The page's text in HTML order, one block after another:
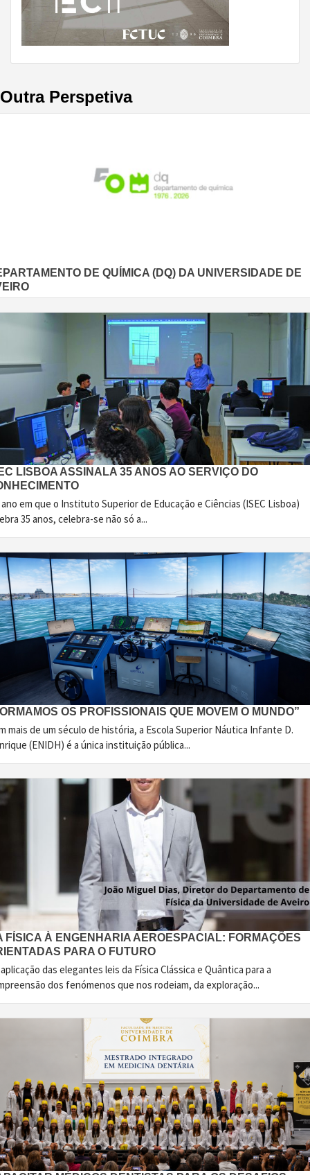
Outra Perspetiva
DE QUÍMICA (DQ) DA UNIVERSIDADE DE
LISBOA ASSINALA 35 ANOS AO SERVIÇO DO
em que o Instituto Superior de Educação e Ciências (ISEC Lisboa)
35 anos, celebra-se não só a...
OS PROFISSIONAIS QUE MOVEM O MUNDO”
mais de um século de história, a Escola Superior Náutica Infante D.
(ENIDH) é a única instituição pública...
FÍSICA À ENGENHARIA AEROESPACIAL: FORMAÇÕES
PARA O FUTURO
das elegantes leis da Física Clássica e Quântica para a
dos fenómenos que nos rodeiam, da exploração...